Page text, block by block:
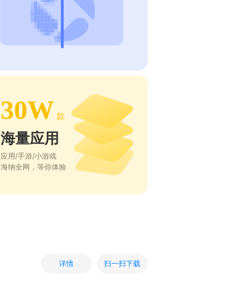
30W 款
海量应用
应用/手游/小游戏
海纳全网，等你体验
详情 扫一扫下载